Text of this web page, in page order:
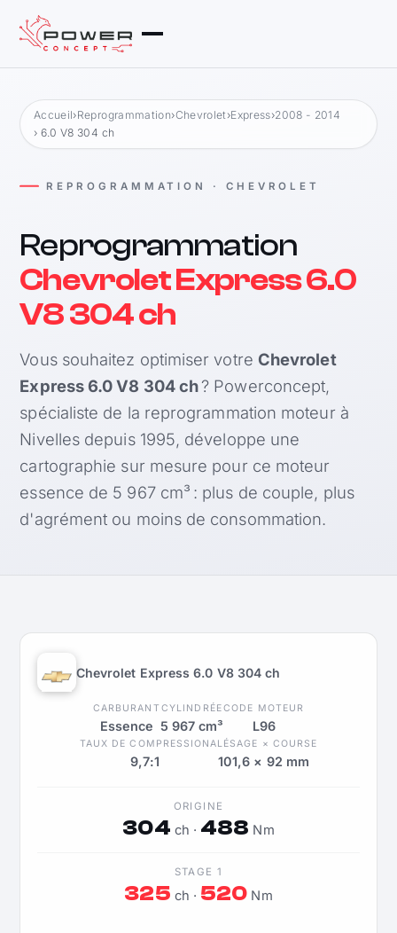
Accueil›Reprogrammation›Chevrolet›Express›2008 - 2014
› 6.0 V8 304 ch
REPROGRAMMATION · CHEVROLET
Reprogrammation
Chevrolet Express 6.0
V8 304 ch
Vous souhaitez optimiser votre Chevrolet
Express 6.0 V8 304 ch? Powerconcept,
spécialiste de la reprogrammation moteur à
Nivelles depuis 1995, développe une
cartographie sur mesure pour ce moteur
essence de 5 967 cm³ : plus de couple, plus
d'agrément ou moins de consommation.
Chevrolet Express 6.0 V8 304 ch
CARBURANT
Essence
CYLINDRÉE
5 967 cm³
CODE MOTEUR
L96
TAUX DE COMPRESSION
9,7:1
ALÉSAGE × COURSE
101,6 × 92 mm
ORIGINE
304 ch · 488 Nm
STAGE 1
325 ch · 520 Nm